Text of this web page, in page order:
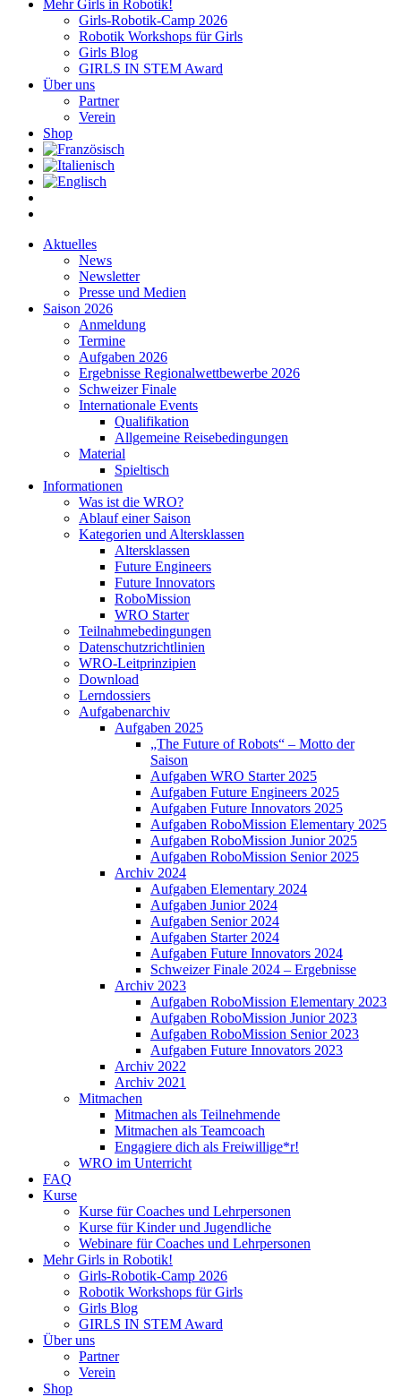
Mehr Girls in Robotik!
Girls-Robotik-Camp 2026
Robotik Workshops für Girls
Girls Blog
GIRLS IN STEM Award
Über uns
Partner
Verein
Shop
Aktuelles
News
Newsletter
Presse und Medien
Saison 2026
Anmeldung
Termine
Aufgaben 2026
Ergebnisse Regionalwettbewerbe 2026
Schweizer Finale
Internationale Events
Qualifikation
Allgemeine Reisebedingungen
Material
Spieltisch
Informationen
Was ist die WRO?
Ablauf einer Saison
Kategorien und Altersklassen
Altersklassen
Future Engineers
Future Innovators
RoboMission
WRO Starter
Teilnahmebedingungen
Datenschutzrichtlinien
WRO-Leitprinzipien
Download
Lerndossiers
Aufgabenarchiv
Aufgaben 2025
„The Future of Robots“ – Motto der
Saison
Aufgaben WRO Starter 2025
Aufgaben Future Engineers 2025
Aufgaben Future Innovators 2025
Aufgaben RoboMission Elementary 2025
Aufgaben RoboMission Junior 2025
Aufgaben RoboMission Senior 2025
Archiv 2024
Aufgaben Elementary 2024
Aufgaben Junior 2024
Aufgaben Senior 2024
Aufgaben Starter 2024
Aufgaben Future Innovators 2024
Schweizer Finale 2024 – Ergebnisse
Archiv 2023
Aufgaben RoboMission Elementary 2023
Aufgaben RoboMission Junior 2023
Aufgaben RoboMission Senior 2023
Aufgaben Future Innovators 2023
Archiv 2022
Archiv 2021
Mitmachen
Mitmachen als Teilnehmende
Mitmachen als Teamcoach
Engagiere dich als Freiwillige*r!
WRO im Unterricht
FAQ
Kurse
Kurse für Coaches und Lehrpersonen
Kurse für Kinder und Jugendliche
Webinare für Coaches und Lehrpersonen
Mehr Girls in Robotik!
Girls-Robotik-Camp 2026
Robotik Workshops für Girls
Girls Blog
GIRLS IN STEM Award
Über uns
Partner
Verein
Shop